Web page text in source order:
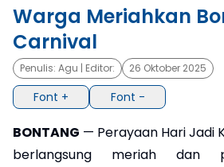
Warga Meriahkan
Carnival
Penulis: Agu | Editor: 26 Oktober 2025
Font + Font -
BONTANG — Perayaan Hari Jadi
berlangsung meriah dan